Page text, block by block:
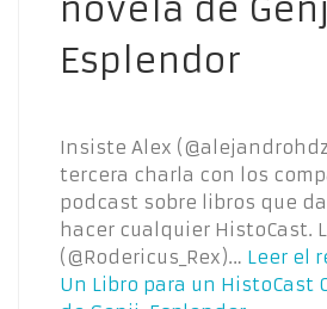
novela de
Esplendor
Insiste Alex
tercera charla con los
podcast sobre libros que
hacer cualquier HistoCast.
(@Rodericus_Rex)… Leer el
Un Libro para un HistoCast